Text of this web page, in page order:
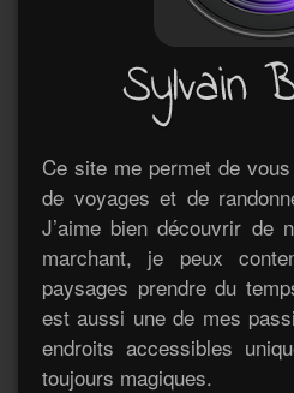
Ce site me permet de
de voyages et de
J’aime bien découvrir de
marchant, je peux
paysages prendre du
est aussi une de mes
endroits accessibles
toujours magiques.